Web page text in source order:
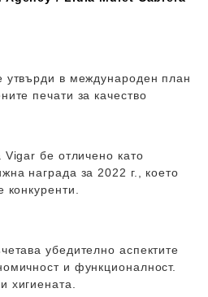
утвърди в международен план
печати за качество
Vigar бе отличено като
награда за 2022 г., което
конкуренти.
убедително аспектите
и функционалност.
хигиената.